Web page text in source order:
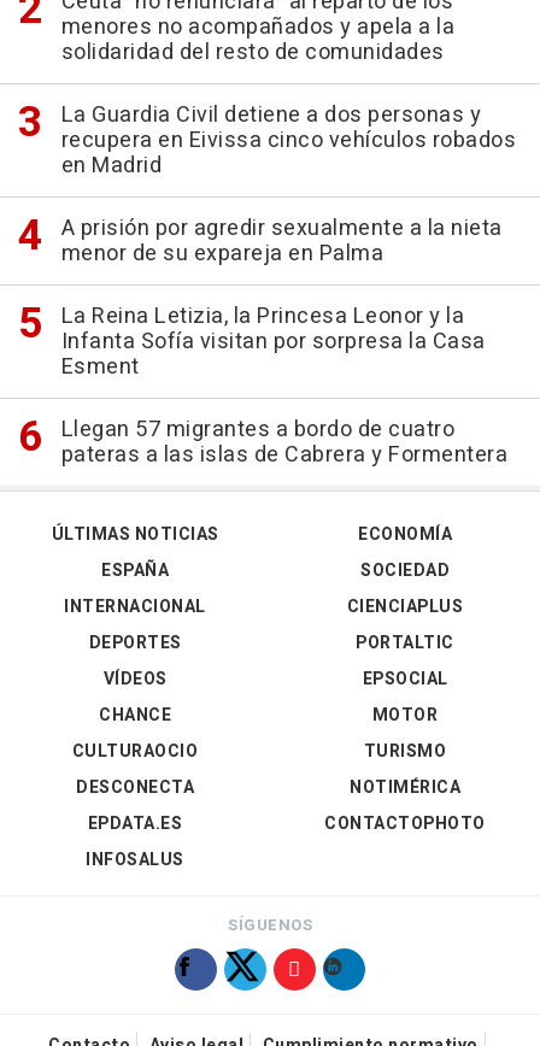
menores no acompañados y apela a la
solidaridad del resto de comunidades
La Guardia Civil detiene a dos personas y
recupera en Eivissa cinco vehículos robados
en Madrid
A prisión por agredir sexualmente a la nieta
menor de su expareja en Palma
La Reina Letizia, la Princesa Leonor y la
Infanta Sofía visitan por sorpresa la Casa
Esment
Llegan 57 migrantes a bordo de cuatro
pateras a las islas de Cabrera y Formentera
ÚLTIMAS NOTICIAS
ESPAÑA
INTERNACIONAL
DEPORTES
VÍDEOS
ECONOMÍA
SOCIEDAD
CIENCIAPLUS
PORTALTIC
EPSOCIAL
CHANCE
CULTURAOCIO
DESCONECTA
EPDATA.ES
INFOSALUS
MOTOR
TURISMO
NOTIMÉRICA
CONTACTOPHOTO
SÍGUENOS